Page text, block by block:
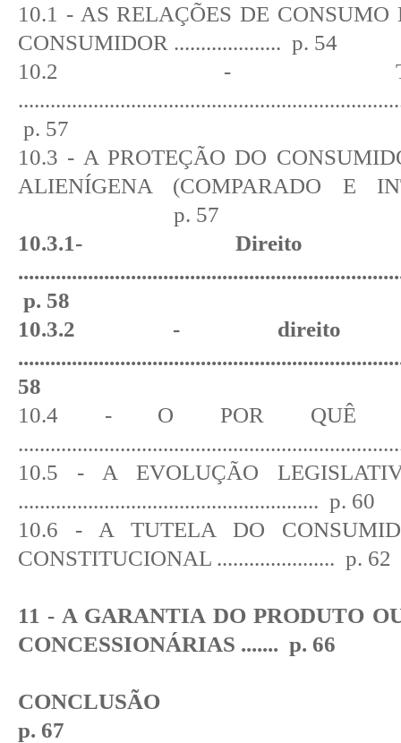
10.1 - AS RELAÇÕES DE
CONSUMIDOR .................... p. 54
10.2 -
p. 57
10.3 - A PROTEÇÃO DO
ALIENÍGENA (COMPARADO E
p. 57
10.3.1- Direito
p. 58
10.3.2 - direito
58
10.4 - O POR QUÊ
10.5 - A EVOLUÇÃO
........................................................ p. 60
10.6 - A TUTELA DO
CONSTITUCIONAL ...................... p. 62
11 - A GARANTIA DO PRODUTO
CONCESSIONÁRIAS ....... p. 66
CONCLUSÃO
p. 67